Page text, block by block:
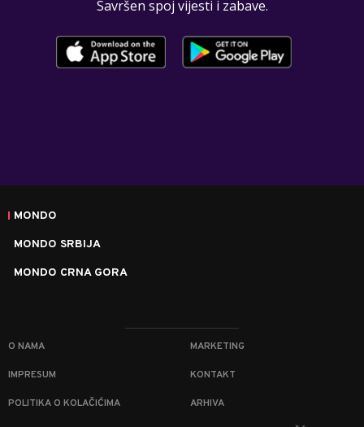
Savršen spoj vijesti i zabave.
MONDO
MONDO SRBIJA
MONDO CRNA GORA
O NAMA MARKETING
IMPRESUM KONTAKT
POLITIKA O KOLAČIĆIMA ARHIVA